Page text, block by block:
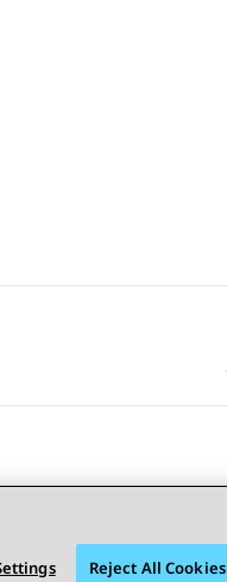
Reject All Cookies